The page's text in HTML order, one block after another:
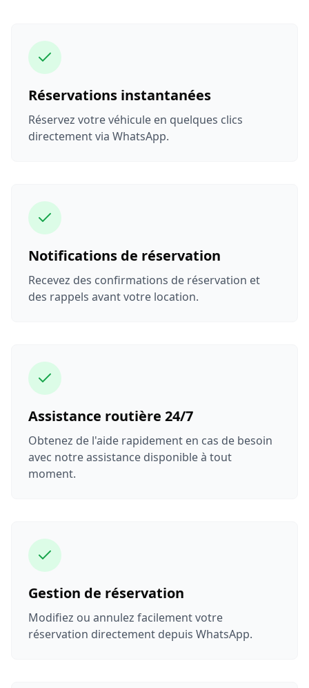
Réservations instantanées
Réservez votre véhicule en quelques clics
directement via WhatsApp.
Notifications de réservation
Recevez des confirmations de réservation et
des rappels avant votre location.
Assistance routière 24/7
Obtenez de l'aide rapidement en cas de besoin
avec notre assistance disponible à tout
moment.
Gestion de réservation
Modifiez ou annulez facilement votre
réservation directement depuis WhatsApp.